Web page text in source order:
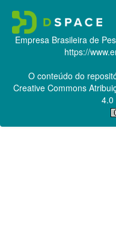
Empresa Brasileira de
https://
O conteúdo do
Creative Commons
4.0